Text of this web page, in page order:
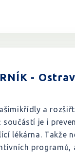
-
a
součástí je i
lékárna. Takže
programů,